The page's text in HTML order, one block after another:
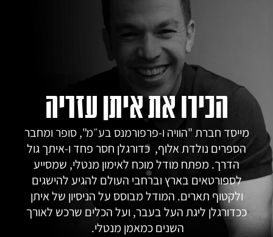
הכירו את איתן עזריה
מייסד חברת "הוויה ו-פרפורמנס בע״מ", סופר ומחבר
הספרים נולדת אלוף, כדורגלן חסר פחד ו-איתך גול
הדרך. מפתח מודל מוכח לאימון מנטלי, שמסייע
לספורטאים בארץ וברחבי העולם להגיע להישגים
ולקטוף תארים. המודל מבוסס על הניסיון של איתן
ככדורגלן ליגת העל בעבר, ועל הכלים שרכש לאורך
השנים כמאמן מנטלי.